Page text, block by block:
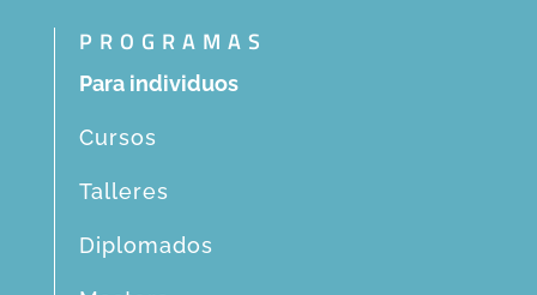
PROGRAMAS
Para individuos
Cursos
Talleres
Diplomados